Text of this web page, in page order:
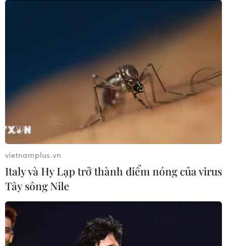
Meet ra mắt cách đây ba năm, hiện có 100 triệu người
dùng hàng ngày, vẫn yêu cầu người dùng phải có tài
khoản giáo dục hoặc doanh nghiệp của Google để thiết
vietnamplus.vn
Italy và Hy Lạp trở thành điểm nóng của virus
Tây sông Nile